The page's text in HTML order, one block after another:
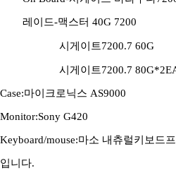
레이드-맥스터 40G 7200
시게이트7200.7 60G
시게이트7200.7 80G*2EA(
Case:마이크로닉스 AS9000
Monitor:Sony G420
Keyboard/mouse:마소 내츄럴키보드
입니다.